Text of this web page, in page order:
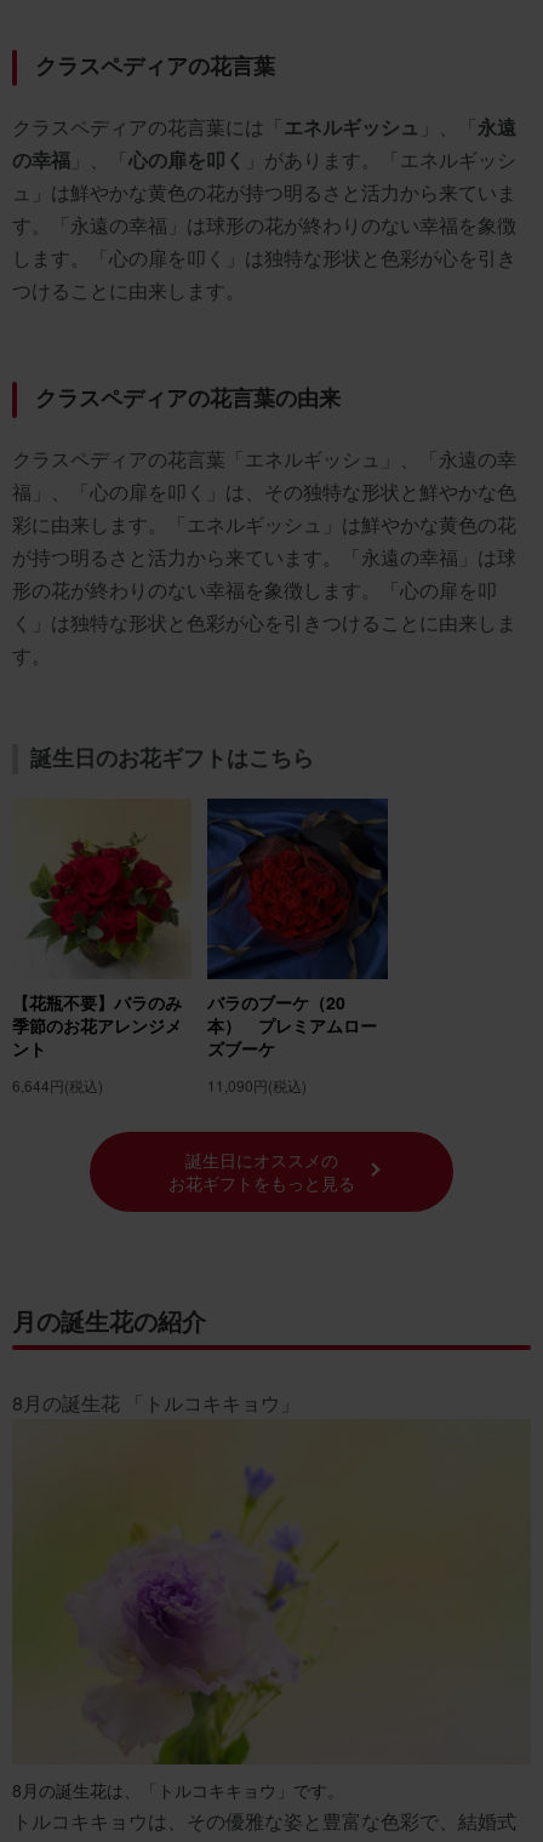
クラスペディアの花言葉
クラスペディアの花言葉には「エネルギッシュ 」、「永遠
の幸福 」、「心の扉を叩く
」があります。「エネルギッシ
ュ」は鮮やかな黄色の花が持つ明るさと活力から来ていま
す。「永遠の幸福」は球形の花が終わりのない幸福を象徴
します。「心の扉を叩く」は独特な形状と色彩が心を引き
つけることに由来します。
クラスペディアの花言葉の由来
クラスペディアの花言葉「エネルギッシュ」、「永遠の幸
福」、「心の扉を叩く」は、その独特な形状と鮮やかな色
彩に由来します。「エネルギッシュ」は鮮やかな黄色の花
が持つ明るさと活力から来ています。「永遠の幸福」は球
形の花が終わりのない幸福を象徴します。「心の扉を叩
く」は独特な形状と色彩が心を引きつけることに由来しま
す。
誕生日のお花ギフトはこちら
【花瓶不要】バラのみ
季節のお花アレンジメ
ント
6,644円(税込)
バラのブーケ（20
本） プレミアムロー
ズブーケ
11,090円(税込)
誕生日にオススメの
お花ギフトをもっと見る
月の誕生花の紹介
8月の誕生花 「トルコキキョウ」
8月の誕生花は、「トルコキキョウ」です。
トルコキキョウは、その優雅な姿と豊富な色彩で、結婚式